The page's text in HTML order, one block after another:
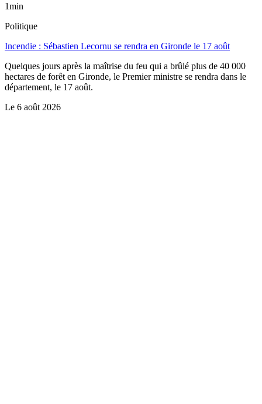
1min
Politique
Incendie : Sébastien Lecornu se rendra en Gironde le 17 août
Quelques jours après la maîtrise du feu qui a brûlé plus de 40 000
hectares de forêt en Gironde, le Premier ministre se rendra dans le
département, le 17 août.
Le 6 août 2026